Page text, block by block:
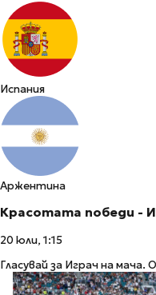
Испания
Аржентина
Красотата победи -
20 юли, 1:15
Гласувай за Играч на